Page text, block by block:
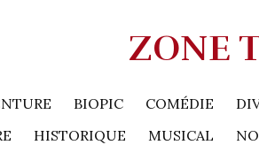
ZONE
BIOPIC COMÉDIE
HISTORIQUE MUSICAL